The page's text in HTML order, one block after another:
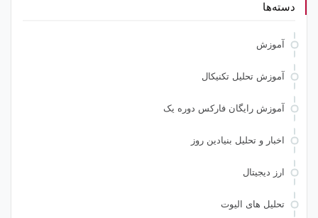
دسته‌ها
آموزش
آموزش تحلیل تکنیکال
آموزش رایگان فارکس دوره یک
اخبار و تحلیل بنیادین روز
ارز دیجیتال
تحلیل های الیوت